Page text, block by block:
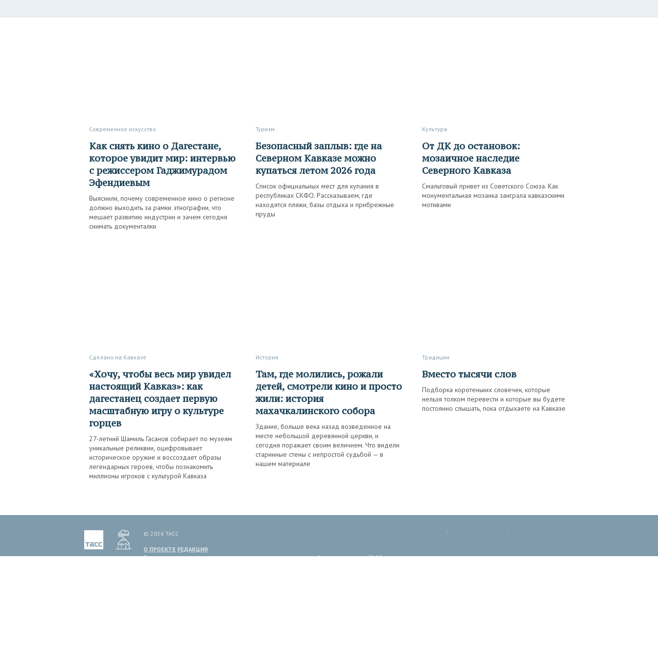
Современное искусство
Как снять кино о Дагестане,
которое увидит мир: интервью
с режиссером Гаджимурадом
Эфендиевым
Выяснили, почему современное кино о регионе
должно выходить за рамки этнографии, что
мешает развитию индустрии и зачем сегодня
снимать документалки
Туризм
Безопасный заплыв: где на
Северном Кавказе можно
купаться летом 2026 года
Список официальных мест для купания в
республиках СКФО. Рассказываем, где
находятся пляжи, базы отдыха и прибрежные
пруды
Культура
От ДК до остановок:
мозаичное наследие
Северного Кавказа
Смальтовый привет из Советского Союза. Как
монументальная мозаика заиграла кавказскими
мотивами
Сделано на Кавказе
«Хочу, чтобы весь мир увидел
настоящий Кавказ»: как
дагестанец создает первую
масштабную игру о культуре
горцев
27-летний Шамиль Гасанов собирает по музеям
уникальные реликвии, оцифровывает
историческое оружие и воссоздает образы
легендарных героев, чтобы познакомить
миллионы игроков с культурой Кавказа
История
Там, где молились, рожали
детей, смотрели кино и просто
жили: история
махачкалинского собора
Здание, больше века назад возведенное на
месте небольшой деревянной церкви, и
сегодня поражает своим величием. Что видели
старинные стены с непростой судьбой — в
нашем материале
Традиции
Вместо тысячи слов
Подборка коротеньких словечек, которые
нельзя толком перевести и которые вы будете
постоянно слышать, пока отдыхаете на Кавказе
© 2026 ТАСС
О ПРОЕКТЕ РЕДАКЦИЯ
Все права на материалы и произведения, размещенные на сайте, принадлежат ТАСС, если не указано